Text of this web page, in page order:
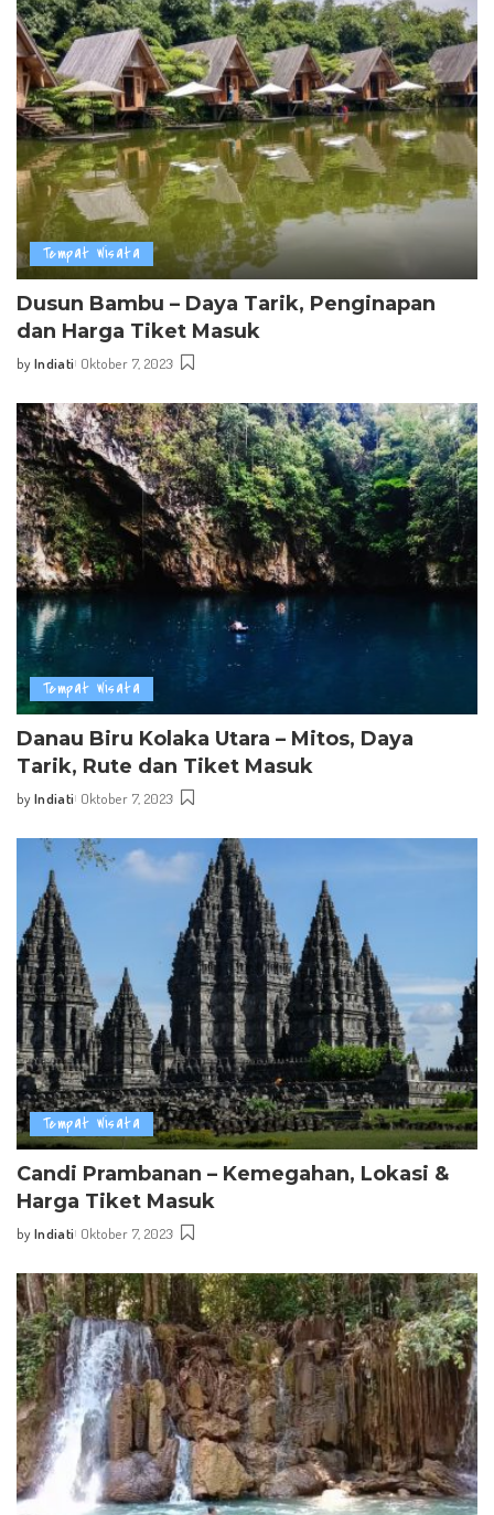
Tempat Wisata
Dusun Bambu – Daya Tarik, Penginapan
dan Harga Tiket Masuk
Posted
by Indiati Oktober 7, 2023
Tempat Wisata
Danau Biru Kolaka Utara – Mitos, Daya
Tarik, Rute dan Tiket Masuk
Posted
by Indiati Oktober 7, 2023
Tempat Wisata
Candi Prambanan – Kemegahan, Lokasi &
Harga Tiket Masuk
Posted
by Indiati Oktober 7, 2023